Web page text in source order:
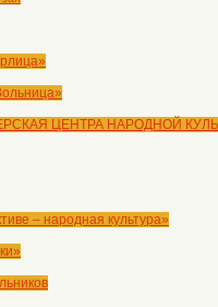
ЦЕНТРА НАРОДНОЙ
– народная культура»